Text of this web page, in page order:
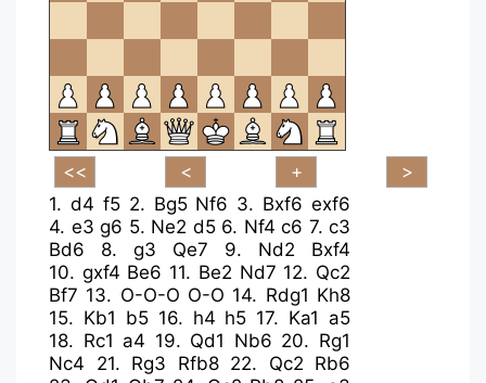
1. d4 f5 2. Bg5 Nf6 3. Bxf6 exf6
4. e3 g6 5. Ne2 d5 6. Nf4 c6 7. c3
Bd6
8. g3 Qe7 9. Nd2
Bxf4
10. gxf4 Be6 11. Be2 Nd7 12. Qc2
Bf7 13. O-O-O O-O 14. Rdg1 Kh8
15. Kb1 b5 16. h4 h5 17. Ka1 a5
18. Rc1 a4 19. Qd1 Nb6 20. Rg1
Nc4
21. Rg3 Rfb8 22. Qc2 Rb6